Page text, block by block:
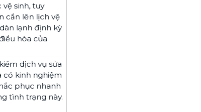
vệ sinh, tuy
cần lên lịch vệ
lạnh định kỳ
hòa của
dịch vụ sửa
có kinh nghiệm
phục nhanh
tình trạng này.